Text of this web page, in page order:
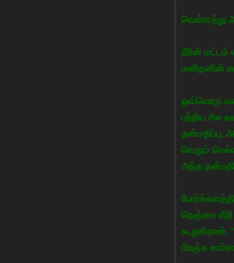
வெள்ளத்து
நீரின் மட்டம்
மனிதனின்
ஒவ்வொரு
பற்றிய
வெறும்
அந்த
நெஞ்சை கீறி
பிரஞ்சு